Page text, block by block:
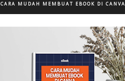
CARA MUDAH MEMBUAT EBOOK DI CANVA